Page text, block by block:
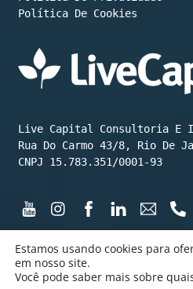
Política De Cookies
Live Capital Consultoria E
Rua Do Carmo 43/8, Rio De
CNPJ 15.783.351/0001-93
©️ LiveCapital
Estamos usando cookies para
em nosso site.
Você pode saber mais sobre